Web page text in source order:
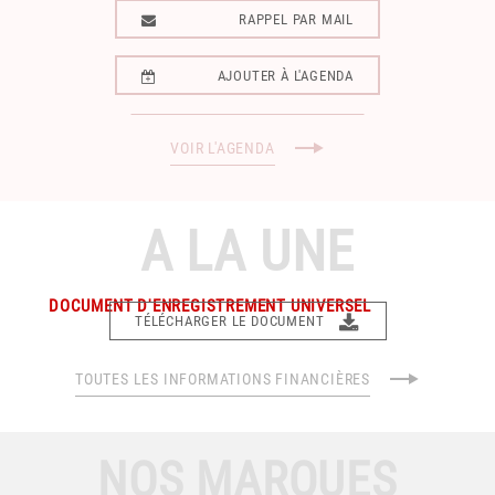
RAPPEL PAR MAIL
RAPPEL PAR MAIL
AJOUTER À L'AGENDA
AJOUTER À L'AGENDA
VOIR L'AGENDA
A LA UNE
DOCUMENT D'ENREGISTREMENT UNIVERSEL
TÉLÉCHARGER LE DOCUMENT
TÉLÉCHARGER LE DOCUMENT
TOUTES LES INFORMATIONS FINANCIÈRES